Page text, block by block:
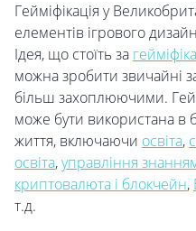
Гейміфікація у
елементів ігрового
Ідея, що стоїть за
можна зробити звичайні
більш захоплюючими.
може бути використана в
життя, включаючи освіта,
освіта,управління
криптовалюта і блокчейн,
т.д.